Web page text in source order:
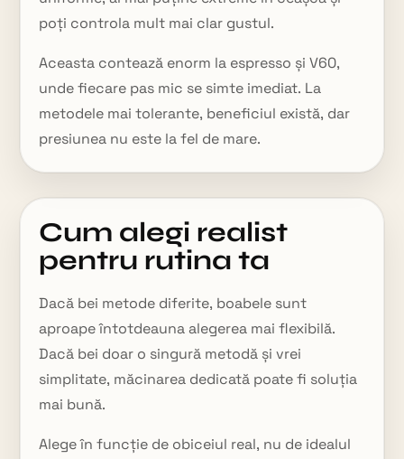
poți controla mult mai clar gustul.
Aceasta contează enorm la espresso și V60,
unde fiecare pas mic se simte imediat. La
metodele mai tolerante, beneficiul există, dar
presiunea nu este la fel de mare.
Cum alegi realist
pentru rutina ta
Dacă bei metode diferite, boabele sunt
aproape întotdeauna alegerea mai flexibilă.
Dacă bei doar o singură metodă și vrei
simplitate, măcinarea dedicată poate fi soluția
mai bună.
Alege în funcție de obiceiul real, nu de idealul